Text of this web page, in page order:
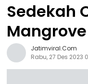
Sedekah
Jatimviral.com
Rabu, 27 Des 2023